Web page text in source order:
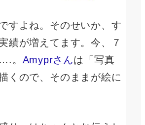
すよね。そのせいか、す
績が増えてます。今、７
。 Amyprさんは「写真
くので、そのままが絵に